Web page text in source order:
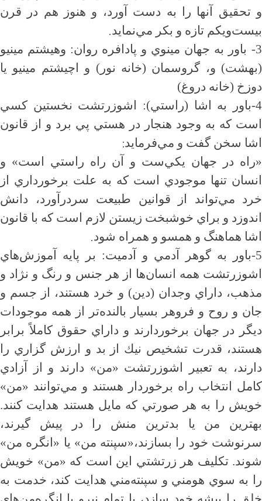
و تحقيق آنها را به دست آورد، و هنوز هم در قرن
بيست‌و‌يكم تازه و بكر مي‌نمايد.
3-
باور به جهان مينوي و پادافره روان: وهيشتم مينيو
(بهشت) و، گروسمان (خانه نور) و اچيشتم مينيو يا
دوزخ (خانه دروغ)
4-باور به اشا (راستي): اشوزرتشت نخستين كسي
است كه به وجود هنجار در هستي پي برد و از قانون
اشا سخن گفت و مي‌فرمايد:
«راه در جهان يكي‌ست و آن راه راستي است» و
انسان تنها موجودي است كه به علت برخورداري از
خرد مي‌تواند از قوانين طبيعت سردرآورد، دانش
اندوزد و براي خوشبخت زيستن لازم است كه با قانون
اشا هماهنگ و همسو و همراه شود.
5-باور به گوهر آدمي و آدميت: بر پايه آموزش‌هاي
اشوزرتشت همه انسان‌ها از هر جنس و رنگ و نژاد و
مذهب، داراي وجدان (دين) و خرد هستند، از جسم و
جان و روح و فروهر بسيار بالنده‌تر از همه موجودات
ديگر در جهان برخوردارند و داراي حقوق كاملاً برابر
هستند،‌ قدرت تشخيص نيك از بد و ارزش گزاري را
دارند، به تعبير اشوزرتشت «من» دارند و از آزادي
كامل انتخاب راه برخوردار هستند و مي‌توانند «من»
خويش را به هر صورتي كه مايل هستند هدايت كنند.
بهترين من يا بدترين منش را در پيش گيرند،
سرنوشت خود را بسازند،«سپنته من» يا «انگره من»
شوند. تكليف هر زرتشتي اين است كه «من» خويش
را به سوي هومني و سپنته‌مني هدايت كند، خدمت به